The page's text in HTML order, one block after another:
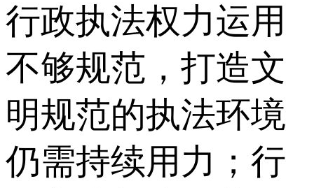
行政执法权力运用
不够规范，打造文
明规范的执法环境
仍需持续用力；行